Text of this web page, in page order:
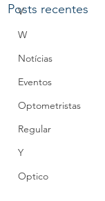
V
W
Notícias
Eventos
Optometristas
Regular
Y
Optico
Posts recentes